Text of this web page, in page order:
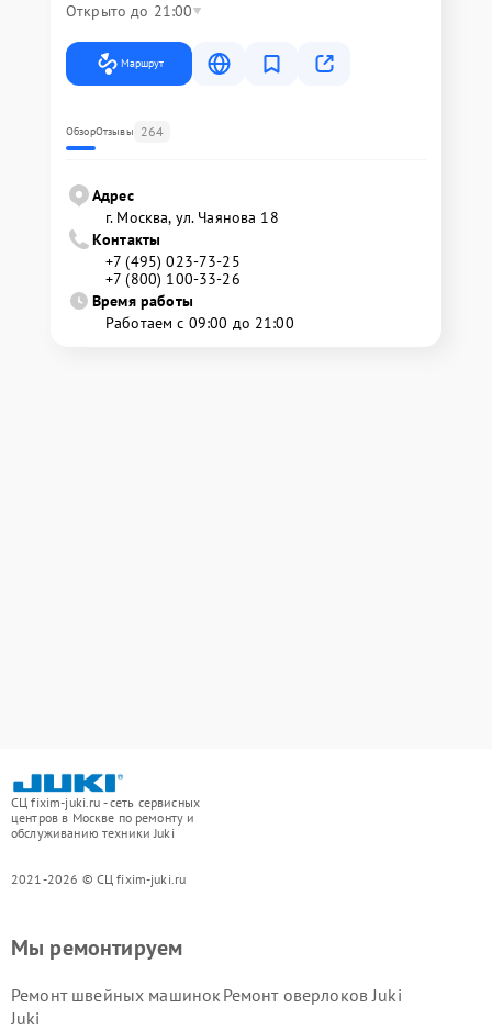
Открыто до 21:00
Маршрут
ОбзорОтзывы 264
Адрес
г. Москва, ул. Чаянова 18
Контакты
+7 (495) 023-73-25
+7 (800) 100-33-26
Время работы
Работаем с 09:00 до 21:00
СЦ fixim-juki.ru - сеть сервисных
центров в Москве по ремонту и
обслуживанию техники Juki
2021-2026 © СЦ fixim-juki.ru
Мы ремонтируем
Ремонт швейных машинок
Juki
Ремонт оверлоков Juki